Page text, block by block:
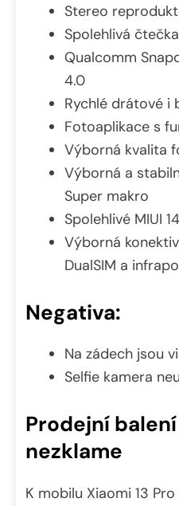
Stereo
Spolehlivá
Qualcomm
4.0
Rychlé drátové i
Fotoaplikace s
Výborná kvalita
Výborná a
Super makro
Spolehlivé MIUI 14
Výborná
DualSIM a
Negativa:
Na zádech jsou
Selfie kamera
Prodejní
nezklame
K mobilu Xiaomi 13